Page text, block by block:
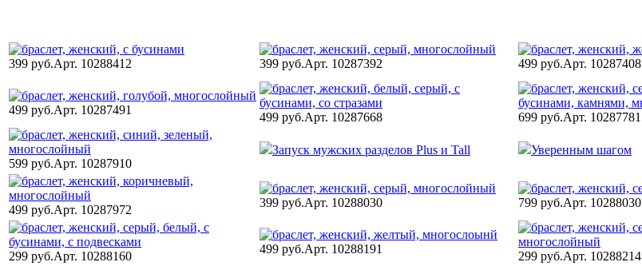
399 руб.Арт. 10288412 399 руб.Арт. 10287392 499 руб.Арт. 10287408
499 руб.Арт. 10287491
499 руб.Арт. 10287668 699 руб.Арт. 10287781
599 руб.Арт. 10287910
Запуск мужских разделов Plus и Tall
Уверенным шагом
499 руб.Арт. 10287972
399 руб.Арт. 10288030 799 руб.Арт. 10288030
299 руб.Арт. 10288160
499 руб.Арт. 10288191
299 руб.Арт. 10288214